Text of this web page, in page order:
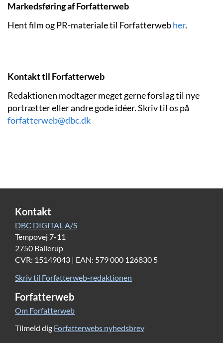
Markedsføring af Forfatterweb
Hent film og PR-materiale til Forfatterwebher.
Kontakt til Forfatterweb
Redaktionen modtager meget gerne forslag til nye
portrætter eller andre gode idéer. Skriv til os på
forfatterweb@dbc.dk
Kontakt
DBC DIGITAL A/S
Tempovej 7-11
2750 Ballerup
CVR: 15149043 | EAN: 579 000 126830 5
Skriv til Forfatterweb-redaktionen
Forfatterweb
Om Forfatterweb
Tilmeld dig Forfatterwebs nyhedsbrev